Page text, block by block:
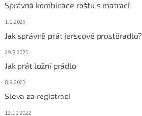
Správná kombinace roštu s matrací
1.1.2026
Jak správně prát jerseové prostěradlo?
29.8.2025
Jak prát ložní prádlo
8.9.2023
Sleva za registraci
12.10.2022